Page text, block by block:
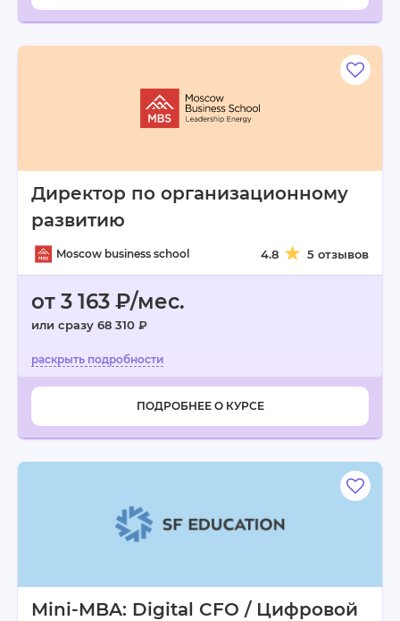
Директор по организационному
развитию
Moscow business school 4.8 5 отзывов
от 3 163 ₽/мес.
или сразу 68 310 ₽
ПОДРОБНЕЕ О КУРСЕ
Mini-MBA: Digital CFO / Цифровой